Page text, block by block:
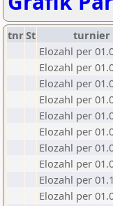
tnrSt turnier
Elozahl per
Elozahl per
Elozahl per
Elozahl per
Elozahl per
Elozahl per
Elozahl per
Elozahl per
Elozahl per
Elozahl per